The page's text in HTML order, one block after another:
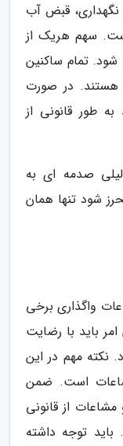
قبض آب
سهم هریک از
تمام ساکنین
هستند. در صورت
طور قانونی از
صدمه ای به
شود تنها همان
واگذاری برخی
باید با رضایت
نکته مهم در این
است. ضمن
مشاعات از قانونی
توجه داشته